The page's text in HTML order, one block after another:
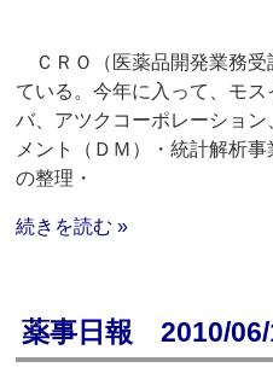
ＣＲＯ（医薬品開発業務受
ている。今年に入って、モ
バ、アツクコーポレーショ
メント（ＤＭ）・統計解析
の整理・
続きを読む »
薬事日報 2010/